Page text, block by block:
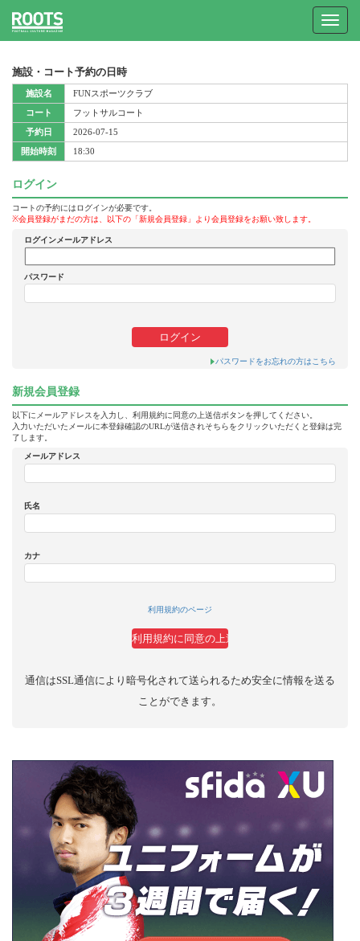
Toggle
施設・コート予約の日時
施設名
コート
予約日
開始時刻
FUNスポーツクラブ
フットサルコート
2026-07-15
18:30
ログイン
コートの予約にはログインが必要です。
※会員登録がまだの方は、以下の「新規会員登録」より会員登録をお願い致します。
ログインメールアドレス
パスワード
パスワードをお忘れの方はこちら
新規会員登録
以下にメールアドレスを入力し、利用規約に同意の上送信ボタンを押してください。
入力いただいたメールに本登録確認のURLが送信されそちらをクリックいただくと登録は完
了します。
メールアドレス
氏名
カナ
利用規約のページ
通信はSSL通信により暗号化されて送られるため安全に情報を送る
ことができます。